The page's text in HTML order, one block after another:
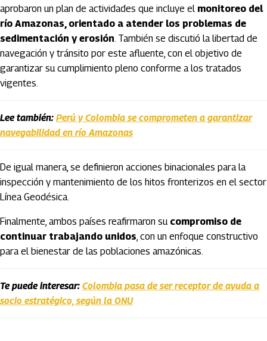
aprobaron un plan de actividades que incluye el monitoreo del
río Amazonas, orientado a atender los problemas de
sedimentación y erosión. También se discutió la libertad de
navegación y tránsito por este afluente, con el objetivo de
garantizar su cumplimiento pleno conforme a los tratados
vigentes.
Lee también: Perú y Colombia se comprometen a garantizar
navegabilidad en río Amazonas
De igual manera, se definieron acciones binacionales para la
inspección y mantenimiento de los hitos fronterizos en el sector
Línea Geodésica.
Finalmente, ambos países reafirmaron su compromiso de
continuar trabajando unidos, con un enfoque constructivo
para el bienestar de las poblaciones amazónicas.
Te puede interesar: Colombia pasa de ser receptor de ayuda a
socio estratégico, según la ONU